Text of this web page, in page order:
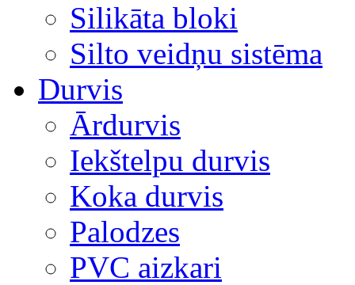
Silikāta bloki
Silto veidņu sistēma
Durvis
Ārdurvis
Iekštelpu durvis
Koka durvis
Palodzes
PVC aizkari